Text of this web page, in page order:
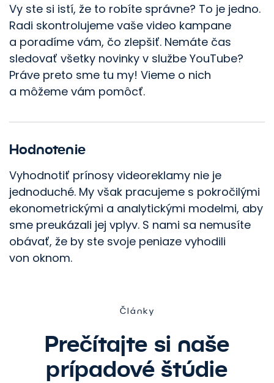
Vy ste si istí, že to robíte správne? To je jedno.
Radi skontrolujeme vaše video kampane
a poradíme vám, čo zlepšiť. Nemáte čas
sledovať všetky novinky v službe YouTube?
Práve preto sme tu my! Vieme o nich
a môžeme vám pomôcť.
Hodnotenie
Vyhodnotiť prínosy videoreklamy nie je
jednoduché. My však pracujeme s pokročilými
ekonometrickými a analytickými modelmi, aby
sme preukázali jej vplyv. S nami sa nemusíte
obávať, že by ste svoje peniaze vyhodili
von oknom.
Články
Prečítajte si naše
prípadové štúdie